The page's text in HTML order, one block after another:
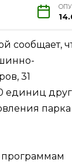
сообщает,
31
единиц
парка
программам